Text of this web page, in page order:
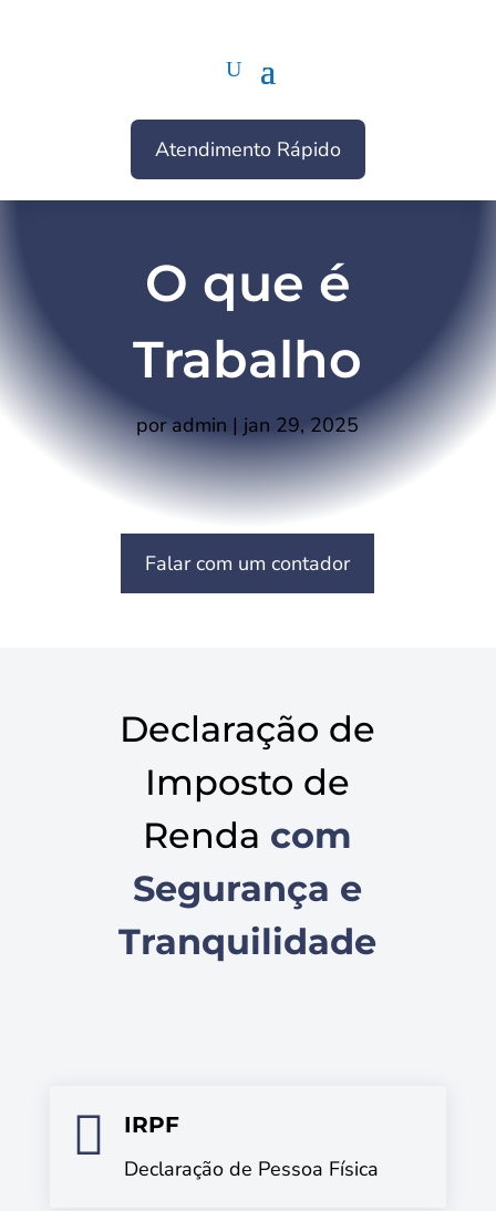
Atendimento Rápido
O que é
Trabalho
poradmin | jan 29, 2025
Falar com um contador
Declaração de
Imposto de
Renda com
Segurança e
Tranquilidade

IRPF
Declaração de Pessoa Física